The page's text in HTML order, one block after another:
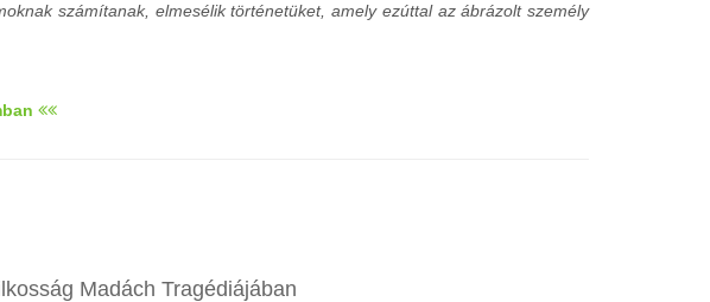
számítanak, elmesélik történetüket, amely ezúttal az ábrázolt személy
Madách Tragédiájában